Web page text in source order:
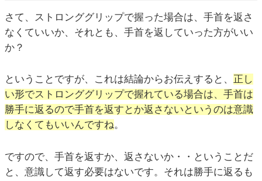
さて、ストロンググリップで握った場合は、手首を返さ
なくていいか、それとも、手首を返していった方がいい
か？
ということですが、これは結論からお伝えすると、
正し
い形でストロンググリップで握れている場合は、手首は
勝手に返るので手首を返すとか返さないというのは意識
しなくてもいいんですね。
ですので、手首を返すか、返さないか・・ということだ
と、意識して返す必要はないです。それは勝手に返るも